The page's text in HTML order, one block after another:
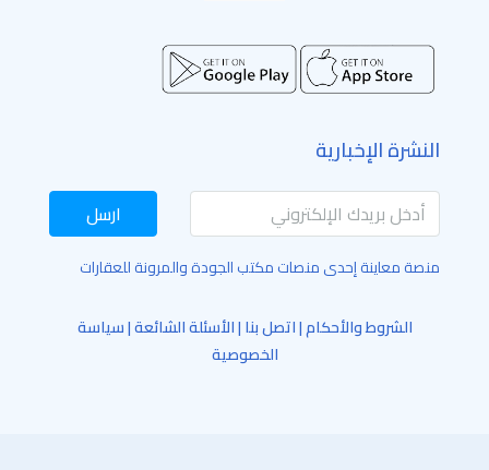
النشرة الإخبارية
ارسل
منصة معاينة إحدى منصات مكتب الجودة والمرونة للعقارات
الشروط والأحكام|اتصل بنا|الأسئلة الشائعة|سياسة
الخصوصية